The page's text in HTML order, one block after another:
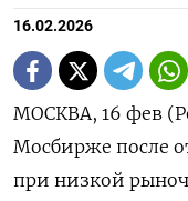
16.02.2026
МОСКВА, 16 фев
Мосбирже после
при низкой